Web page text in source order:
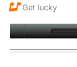
Get lucky